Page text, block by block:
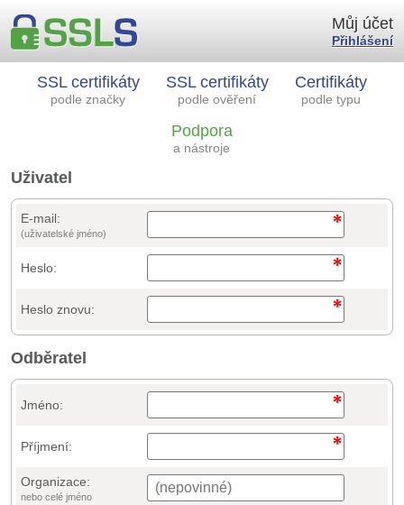
SSL certifikáty
podle značky
SSL certifikáty
podle ověření
Certifikáty
podle typu
Podpora
a nástroje
Můj účet
Přihlášení
Uživatel
E-mail:
(uživatelské jméno)
Heslo:
Heslo znovu:
Odběratel
Jméno:
Příjmení:
Organizace:
nebo celé jméno